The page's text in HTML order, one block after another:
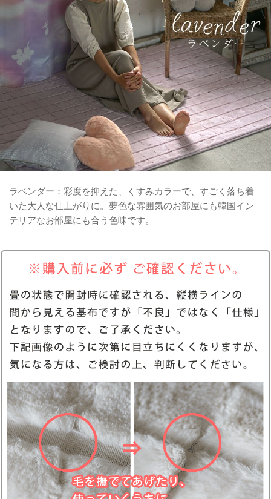
ラベンダー：彩度を抑えた、くすみカラーで、すごく落ち着
いた大人な仕上がりに。夢色な雰囲気のお部屋にも韓国イン
テリアなお部屋にも合う色味です。